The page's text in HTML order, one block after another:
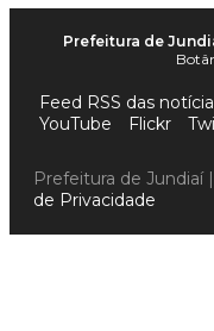
Prefeitura de
Feed RSS das
YouTube
Flickr
Prefeitura de Jundiaí
de Privacidade